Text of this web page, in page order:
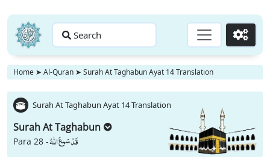
Search Go
Home ➤ Al-Quran ➤ Surah At Taghabun Ayat 14 Translation
Surah At Taghabun Ayat 14 Translation
Surah At Taghabun
Para 28 -قَدْ سَمِعَ اللّٰهُ